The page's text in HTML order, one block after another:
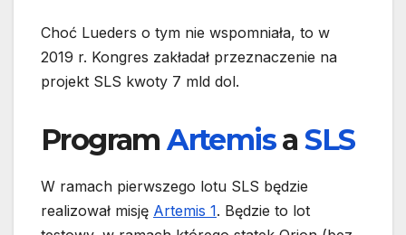
Choć Lueders o tym nie wspomniała, to w
2019 r. Kongres zakładał przeznaczenie na
projekt SLS kwoty 7 mld dol.
ProgramArtemisaSLS
W ramach pierwszego lotu SLS będzie
realizował misję Artemis 1. Będzie to lot